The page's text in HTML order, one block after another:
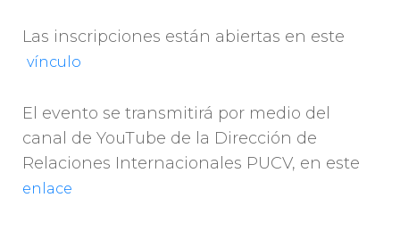
Las inscripciones están abiertas en este
vínculo
El evento se transmitirá por medio del
canal de YouTube de la Dirección de
Relaciones Internacionales PUCV, en este
enlace